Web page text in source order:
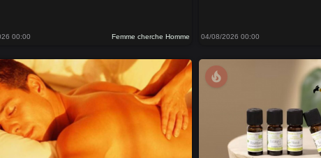
00:00 Femme cherche Homme 04/08/2026 00:00
local_fire_department